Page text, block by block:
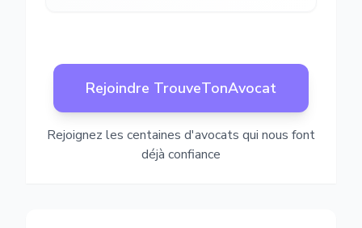
Rejoindre TrouveTonAvocat
Rejoignez les centaines d'avocats qui nous font
déjà confiance